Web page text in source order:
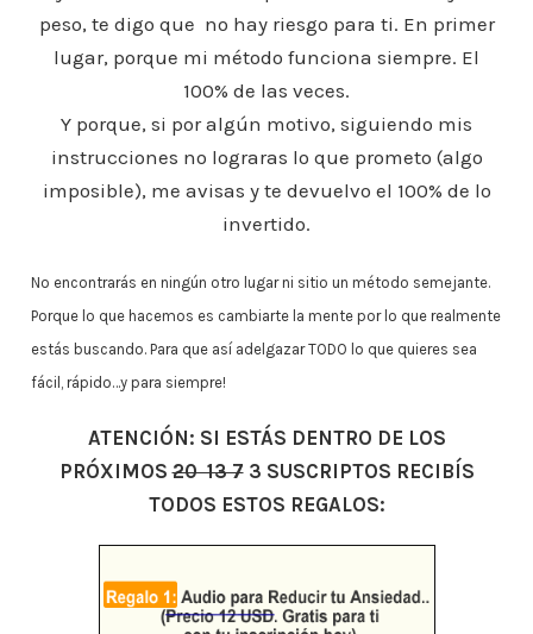
peso, te digo que no hay riesgo para ti. En primer
lugar, porque mi método funciona siempre. El
100% de las veces.
Y porque, si por algún motivo, siguiendo mis
instrucciones no lograras lo que prometo (algo
imposible), me avisas y te devuelvo el 100% de lo
invertido.
No encontrarás en ningún otro lugar ni sitio un método semejante.
Porque lo que hacemos es cambiarte la mente por lo que realmente
estás buscando. Para que así adelgazar TODO lo que quieres sea
fácil, rápido…y para siempre!
ATENCIÓN: SI ESTÁS DENTRO DE LOS
PRÓXIMOS20 13 73 SUSCRIPTOS RECIBÍS
TODOS ESTOS REGALOS: